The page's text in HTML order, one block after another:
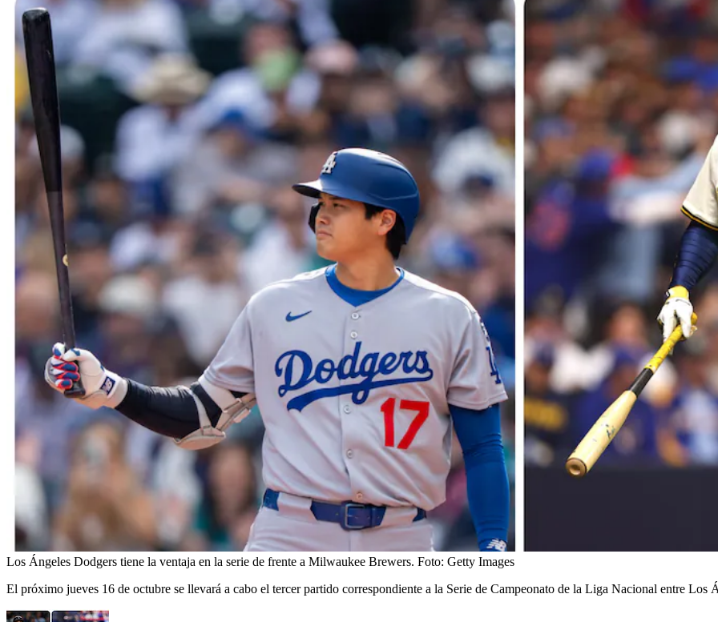
Los Ángeles Dodgers tiene la ventaja en la serie de frente a Milwaukee Brewers. Foto: Getty Images
El próximo jueves 16 de octubre se llevará a cabo el tercer partido correspondiente a la Serie de Campeonato de la Liga Nacional entre